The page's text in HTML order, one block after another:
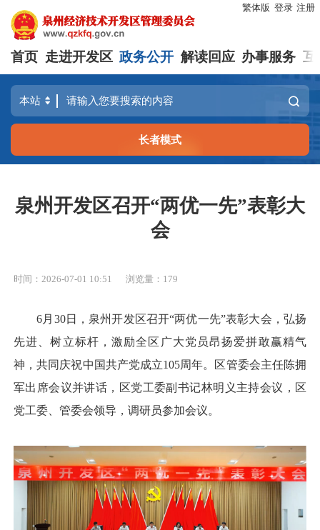
繁体版 登录 注册
首页 走进开发区 政务公开 解读回应 办事服务 互
长者模式
泉州开发区召开“两优一先”表彰大
会
时间：2026-07-01 10:51 浏览量： 179
6月30日，泉州开发区召开“两优一先”表彰大会，弘扬
先进、树立标杆，激励全区广大党员昂扬爱拼敢赢精气
神，共同庆祝中国共产党成立105周年。区管委会主任陈拥
军出席会议并讲话，区党工委副书记林明义主持会议，区
党工委、管委会领导，调研员参加会议。